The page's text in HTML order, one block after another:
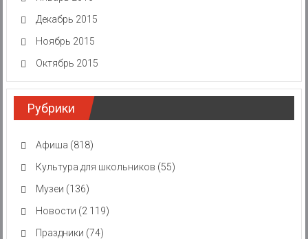
Декабрь 2015
Ноябрь 2015
Октябрь 2015
Рубрики
Афиша (818)
Культура для школьников (55)
Музеи (136)
Новости (2 119)
Праздники (74)